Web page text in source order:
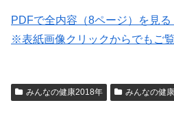
PDFで全内容（8ページ）を見る
※表紙画像クリックからでもご覧
みんなの健康2018年 みんなの健康